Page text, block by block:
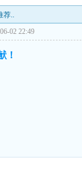
荐..
02 22:49
！